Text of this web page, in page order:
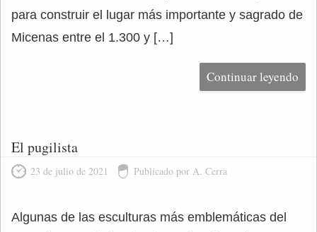
para construir el lugar más importante y sagrado de
Micenas entre el 1.300 y […]
Continuar leyendo
El pugilista
23 de julio de 2021 Publicado por A. Cerra
Algunas de las esculturas más emblemáticas del